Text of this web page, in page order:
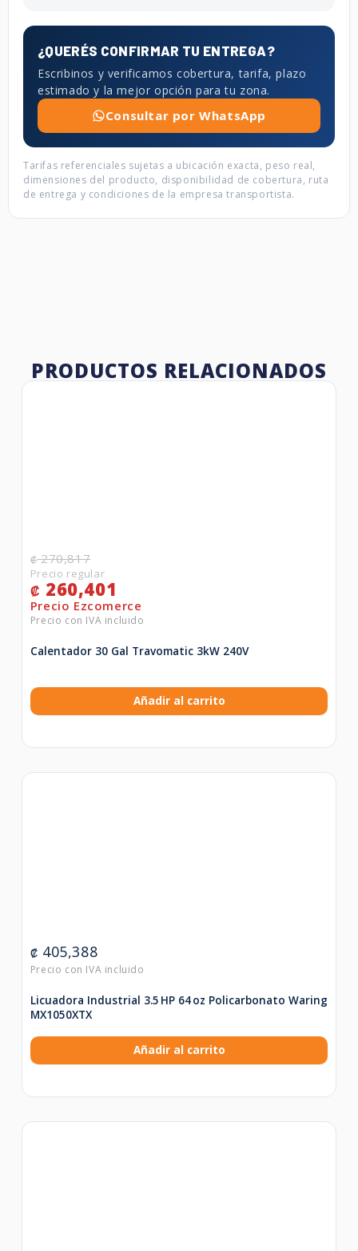
¿QUERÉS CONFIRMAR TU ENTREGA?
Escribinos y verificamos cobertura, tarifa, plazo
estimado y la mejor opción para tu zona.
Consultar por WhatsApp
Tarifas referenciales sujetas a ubicación exacta, peso real,
dimensiones del producto, disponibilidad de cobertura, ruta
de entrega y condiciones de la empresa transportista.
PRODUCTOS RELACIONADOS
₡270,817
₡ 260,401
Calentador 30 Gal Travomatic 3kW 240V
Añadir al carrito
₡ 405,388
Licuadora Industrial 3.5 HP 64 oz Policarbonato Waring
MX1050XTX
Añadir al carrito